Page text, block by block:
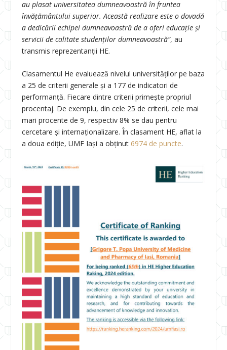
au plasat universitatea dumneavoastră în fruntea
învățământului superior. Această realizare este o dovadă
a dedicării echipei dumneavoastră de a oferi educație și
servicii de calitate studenților dumneavoastră”, au
transmis reprezentanții HE.
Clasamentul He evaluează nivelul universităților pe baza
a 25 de criterii generale și a 177 de indicatori de
performanță. Fiecare dintre criterii primește propriul
procentaj. De exemplu, din cele 25 de criterii, cele mai
mari procente de 9, respectiv 8% se dau pentru
cercetare și internaționalizare. În clasament HE, aflat la
a doua ediție, UMF Iași a obținut 6974 de puncte.